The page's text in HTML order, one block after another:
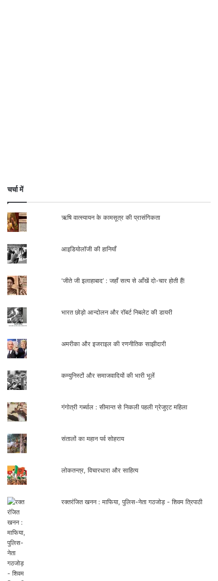
चर्चा में
ऋषि वात्स्यायन के कामसूत्र की प्रासंगिकता
आइडियोलॉजी की हानियाँ
‘जीते जी इलाहाबाद’ : जहाँ सत्य से आँखें दो-चार होती हैं!
भारत छोड़ो आन्दोलन और रॉबर्ट निबलेट की डायरी
अमरीका और इजराइल की रणनीतिक साझीदारी
कम्युनिस्टों और समाजवादियों की भारी भूलें
गंगोत्री गर्ब्याल : सीमान्त से निकली पहली ग्रेजुएट महिला
संतालों का महान पर्व सोहराय
लोकतन्त्र, विचारधारा और साहित्य
रक्तरंजित खनन : माफिया, पुलिस-नेता गठजोड़ - शिवम त्रिपाठी